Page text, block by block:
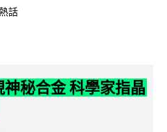
話
秘合金 科學家指晶